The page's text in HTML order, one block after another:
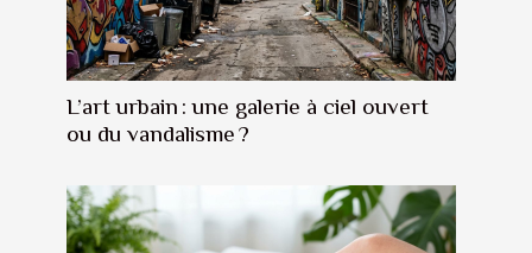
L’art urbain : une galerie à ciel ouvert
ou du vandalisme ?